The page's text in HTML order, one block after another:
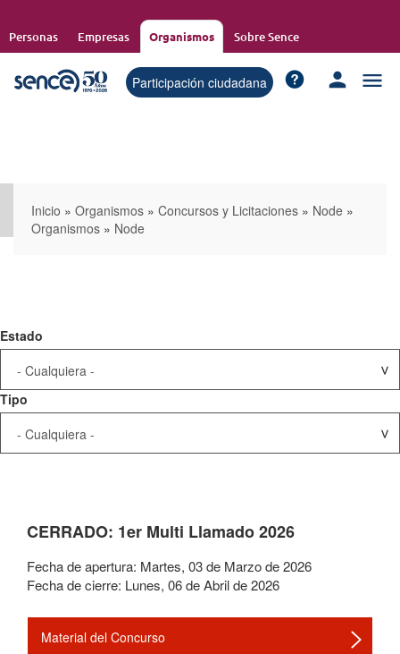
contenido
Personas Empresas Organismos Sobre Sence
Participación ciudadana
Inicio » Organismos » Concursos y Licitaciones » Node »
Organismos » Node
Estado
Tipo
CERRADO: 1er Multi Llamado 2026
Fecha de apertura: Martes, 03de Marzode2026
Fecha de cierre: Lunes, 06deAbrilde2026
Material del Concurso